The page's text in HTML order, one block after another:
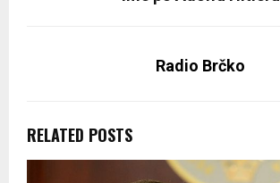
Radio Brčko
RELATED POSTS